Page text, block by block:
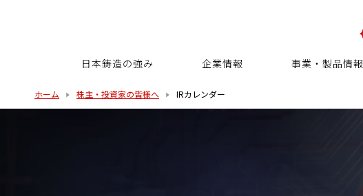
日本鋳造の強み 企業情報 事業・製品情報
ホーム 株主・投資家の皆様へ IRカレンダー